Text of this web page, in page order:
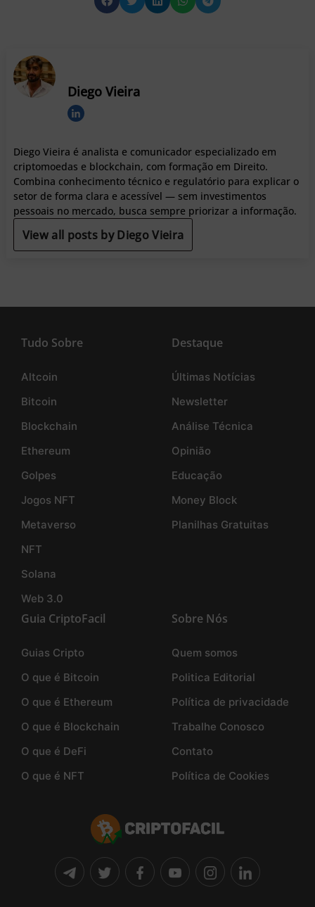
Diego Vieira
Diego Vieira é analista e comunicador especializado em
criptomoedas e blockchain, com formação em Direito.
Combina conhecimento técnico e regulatório para explicar o
setor de forma clara e acessível — sem investimentos
pessoais no mercado, busca sempre priorizar a informação.
View all posts by Diego Vieira
Tudo Sobre
Altcoin
Bitcoin
Blockchain
Ethereum
Golpes
Jogos NFT
Metaverso
NFT
Solana
Web 3.0
Destaque
Últimas Notícias
Newsletter
Análise Técnica
Opinião
Educação
Money Block
Planilhas Gratuitas
Guia CriptoFacil
Guias Cripto
O que é Bitcoin
O que é Ethereum
O que é Blockchain
O que é DeFi
O que é NFT
Sobre Nós
Quem somos
Politica Editorial
Política de privacidade
Trabalhe Conosco
Contato
Política de Cookies